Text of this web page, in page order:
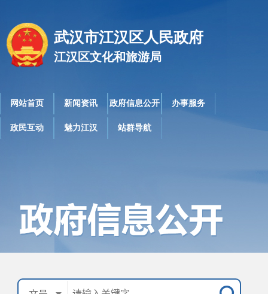
武汉市江汉区人民政府
江汉区文化和旅游局
网站首页 新闻资讯 政府信息公开 办事服务
政民互动 魅力江汉 站群导航